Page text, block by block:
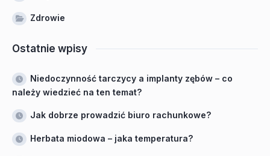
Zdrowie
Ostatnie wpisy
Niedoczynność tarczycy a implanty zębów – co
należy wiedzieć na ten temat?
Jak dobrze prowadzić biuro rachunkowe?
Herbata miodowa – jaka temperatura?